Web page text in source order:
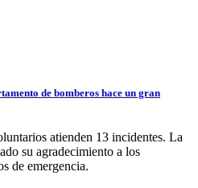
de bomberos hace un gran
atienden 13 incidentes. La
su agradecimiento a los
de emergencia.